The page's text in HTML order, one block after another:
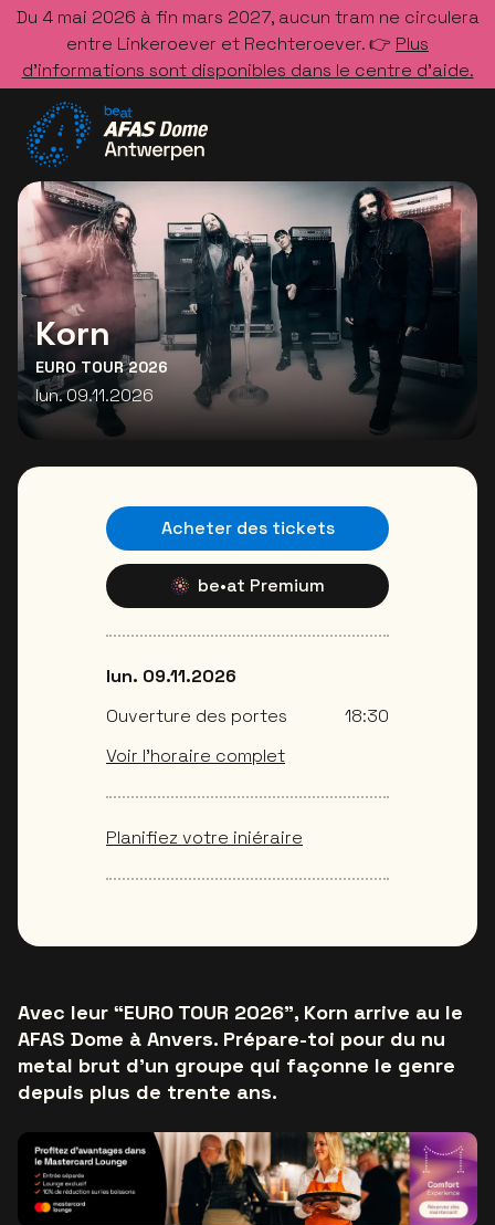
Du 4 mai 2026 à fin mars 2027, aucun tram ne circulera
entre Linkeroever et Rechteroever. 👉 Plus
d’informations sont disponibles dans le centre d’aide.
Allez à la page d'accueil
Korn
EURO TOUR 2026
lun. 09.11.2026
Avec leur “EURO TOUR 2026”, Korn arrive au le
AFAS Dome à Anvers. Prépare-toi pour du nu
metal brut d’un groupe qui façonne le genre
depuis plus de trente ans.
Acheter des tickets
be•at Premium
lun. 09.11.2026
Ouverture des portes
18:30
Voir l’horaire complet
Planifiez votre iniéraire